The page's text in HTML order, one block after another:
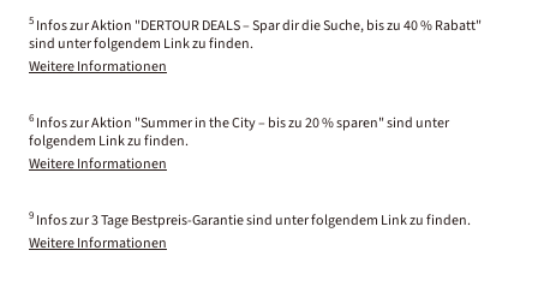
5 Infos zur Aktion "DERTOUR DEALS – Spar dir die Suche, bis zu 40 % Rabatt"
sind unter folgendem Link zu finden.
Weitere Informationen
6 Infos zur Aktion "Summer in the City – bis zu 20 % sparen" sind unter
folgendem Link zu finden.
Weitere Informationen
9 Infos zur 3 Tage Bestpreis-Garantie sind unter folgendem Link zu finden.
Weitere Informationen